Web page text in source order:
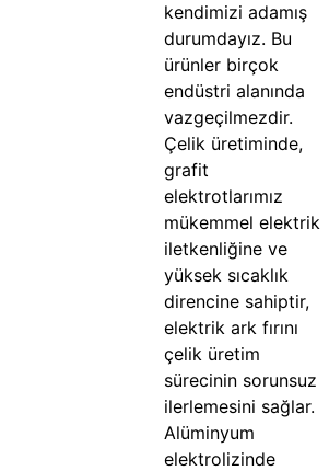
kendimizi adamış
durumdayız. Bu
ürünler birçok
endüstri alanında
vazgeçilmezdir.
Çelik üretiminde,
grafit
elektrotlarımız
mükemmel elektrik
iletkenliğine ve
yüksek sıcaklık
direncine sahiptir,
elektrik ark fırını
çelik üretim
sürecinin sorunsuz
ilerlemesini sağlar.
Alüminyum
elektrolizinde